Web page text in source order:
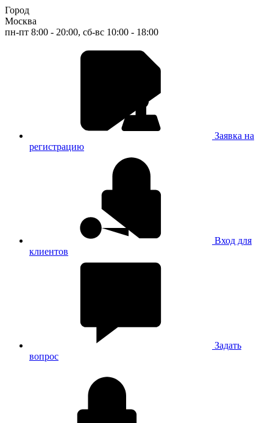
Город
Москва
пн-пт 8:00 - 20:00, сб-вс 10:00 - 18:00
Заявка на
регистрацию
Вход для
клиентов
Задать
вопрос